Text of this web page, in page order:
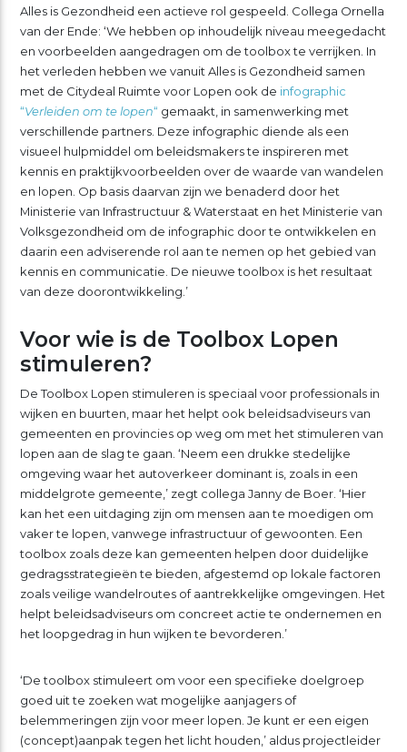
Alles is Gezondheid een actieve rol gespeeld. Collega Ornella
van der Ende: ‘We hebben op inhoudelijk niveau meegedacht
en voorbeelden aangedragen om de toolbox te verrijken. In
het verleden hebben we vanuit Alles is Gezondheid samen
met de Citydeal Ruimte voor Lopen ook de infographic
“Verleiden om te lopen“ gemaakt, in samenwerking met
verschillende partners. Deze infographic diende als een
visueel hulpmiddel om beleidsmakers te inspireren met
kennis en praktijkvoorbeelden over de waarde van wandelen
en lopen. Op basis daarvan zijn we benaderd door het
Ministerie van Infrastructuur & Waterstaat en het Ministerie van
Volksgezondheid om de infographic door te ontwikkelen en
daarin een adviserende rol aan te nemen op het gebied van
kennis en communicatie. De nieuwe toolbox is het resultaat
van deze doorontwikkeling.’
Voor wie is de Toolbox Lopen
stimuleren?
De Toolbox Lopen stimuleren is speciaal voor professionals in
wijken en buurten, maar het helpt ook beleidsadviseurs van
gemeenten en provincies op weg om met het stimuleren van
lopen aan de slag te gaan. ‘Neem een drukke stedelijke
omgeving waar het autoverkeer dominant is, zoals in een
middelgrote gemeente,’ zegt collega Janny de Boer. ‘Hier
kan het een uitdaging zijn om mensen aan te moedigen om
vaker te lopen, vanwege infrastructuur of gewoonten. Een
toolbox zoals deze kan gemeenten helpen door duidelijke
gedragsstrategieën te bieden, afgestemd op lokale factoren
zoals veilige wandelroutes of aantrekkelijke omgevingen. Het
helpt beleidsadviseurs om concreet actie te ondernemen en
het loopgedrag in hun wijken te bevorderen.’
‘De toolbox stimuleert om voor een specifieke doelgroep
goed uit te zoeken wat mogelijke aanjagers of
belemmeringen zijn voor meer lopen. Je kunt er een eigen
(concept)aanpak tegen het licht houden,’ aldus projectleider